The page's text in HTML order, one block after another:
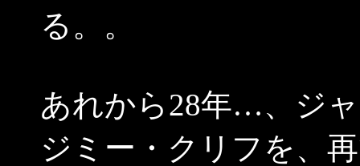
る。。
あれから28年…、ジ
ジミー・クリフを、